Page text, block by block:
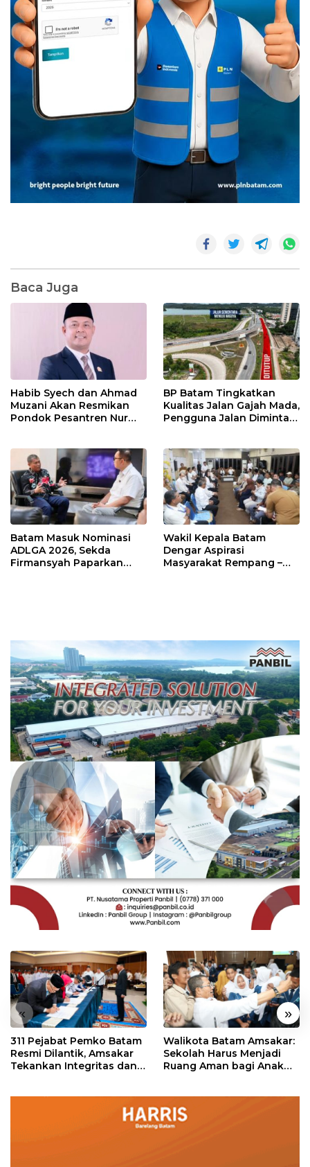
Baca Juga
Habib Syech dan Ahmad
Muzani Akan Resmikan
Pondok Pesantren Nur
BP Batam Tingkatkan
Kualitas Jalan Gajah Mada,
Pengguna Jalan Diminta
Batam Masuk Nominasi
ADLGA 2026, Sekda
Firmansyah Paparkan
Wakil Kepala Batam
Dengar Aspirasi
Masyarakat Rempang –
« »
311 Pejabat Pemko Batam
Resmi Dilantik, Amsakar
Tekankan Integritas dan
Walikota Batam Amsakar:
Sekolah Harus Menjadi
Ruang Aman bagi Anak